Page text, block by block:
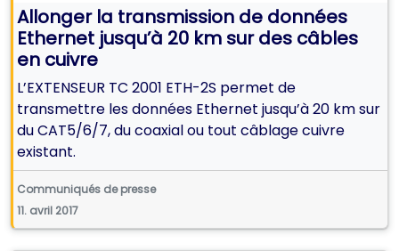
Allonger la transmission de données
Ethernet jusqu’à 20 km sur des câbles
en cuivre
L’EXTENSEUR TC 2001 ETH-2S permet de
transmettre les données Ethernet jusqu’à 20 km sur
du CAT5/6/7, du coaxial ou tout câblage cuivre
existant.
Communiqués de presse
11. avril 2017